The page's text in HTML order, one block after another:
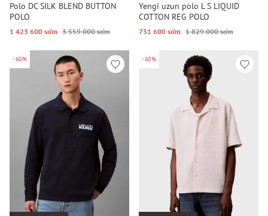
Polo DC SILK BLEND BUTTON
POLO
1 423 600 so‘m 3 559 000 so‘m
Yengi uzun polo L S LIQUID
COTTON REG POLO
731 600 so‘m 1 829 000 so‘m
-60% -60%